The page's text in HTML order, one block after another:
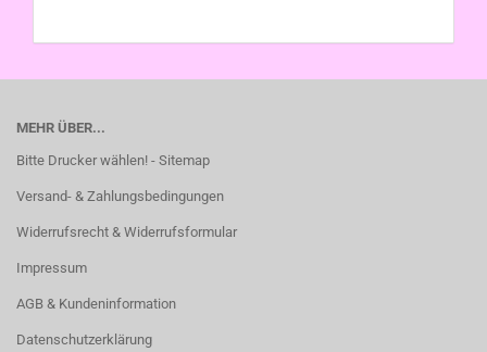
MEHR ÜBER...
Bitte Drucker wählen! - Sitemap
Versand- & Zahlungsbedingungen
Widerrufsrecht & Widerrufsformular
Impressum
AGB & Kundeninformation
Datenschutzerklärung